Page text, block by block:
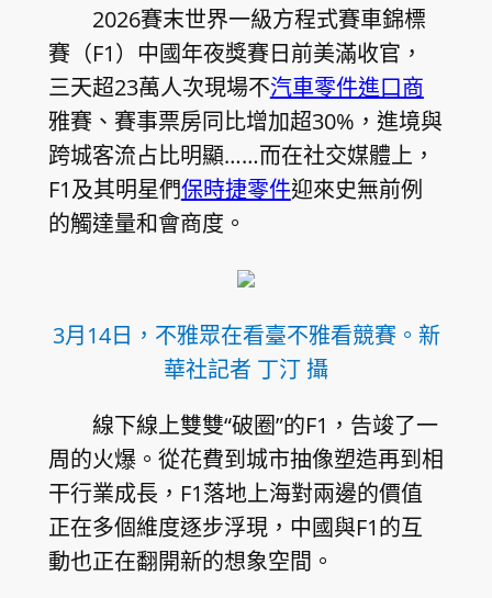
2026賽末世界一級方程式賽車錦標
賽（F1）中國年夜獎賽日前美滿收官，
三天超23萬人次現場不汽車零件進口商
雅賽、賽事票房同比增加超30%，進境與
跨城客流占比明顯……而在社交媒體上，
F1及其明星們保時捷零件迎來史無前例
的觸達量和會商度。
3月14日，不雅眾在看臺不雅看競賽。新
華社記者 丁汀 攝
線下線上雙雙“破圈”的F1，告竣了一
周的火爆。從花費到城市抽像塑造再到相
干行業成長，F1落地上海對兩邊的價值
正在多個維度逐步浮現，中國與F1的互
動也正在翻開新的想象空間。